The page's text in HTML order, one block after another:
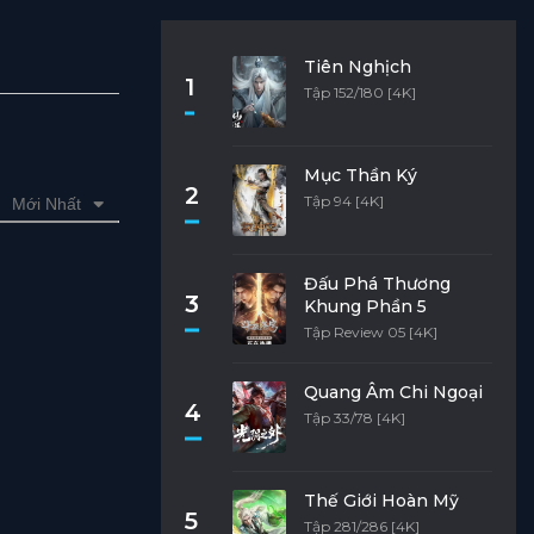
Mới Nhất
1
Tiên Nghịch
Tập 152/180 [4K]
2
Mục Thần Ký
Tập 94 [4K]
3
Đấu Phá Thương
Khung Phần 5
Tập Review 05 [4K]
4
Quang Âm Chi Ngoại
Tập 33/78 [4K]
5
Thế Giới Hoàn Mỹ
Tập 281/286 [4K]